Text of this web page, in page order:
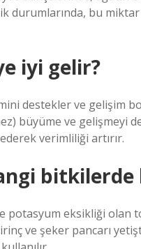
durumlarında, bu
iyi gelir?
destekler ve gelişim
büyüme ve gelişmeyi
verimliliği artırır.
bitkilerde
potasyum eksikliği olan
ve şeker pancarı